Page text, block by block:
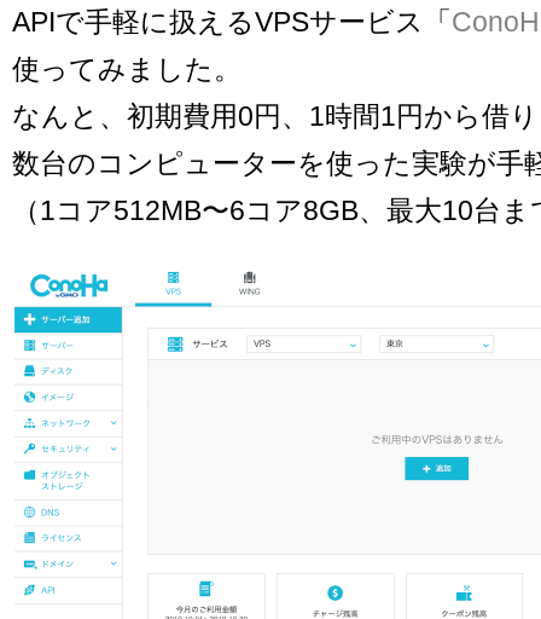
APIで手軽に扱えるVPSサービス「
使ってみました。
なんと、初期費用0円、1時間1円から借
数台のコンピューターを使った実験が手
（1コア512MB〜6コア8GB、最大10台ま